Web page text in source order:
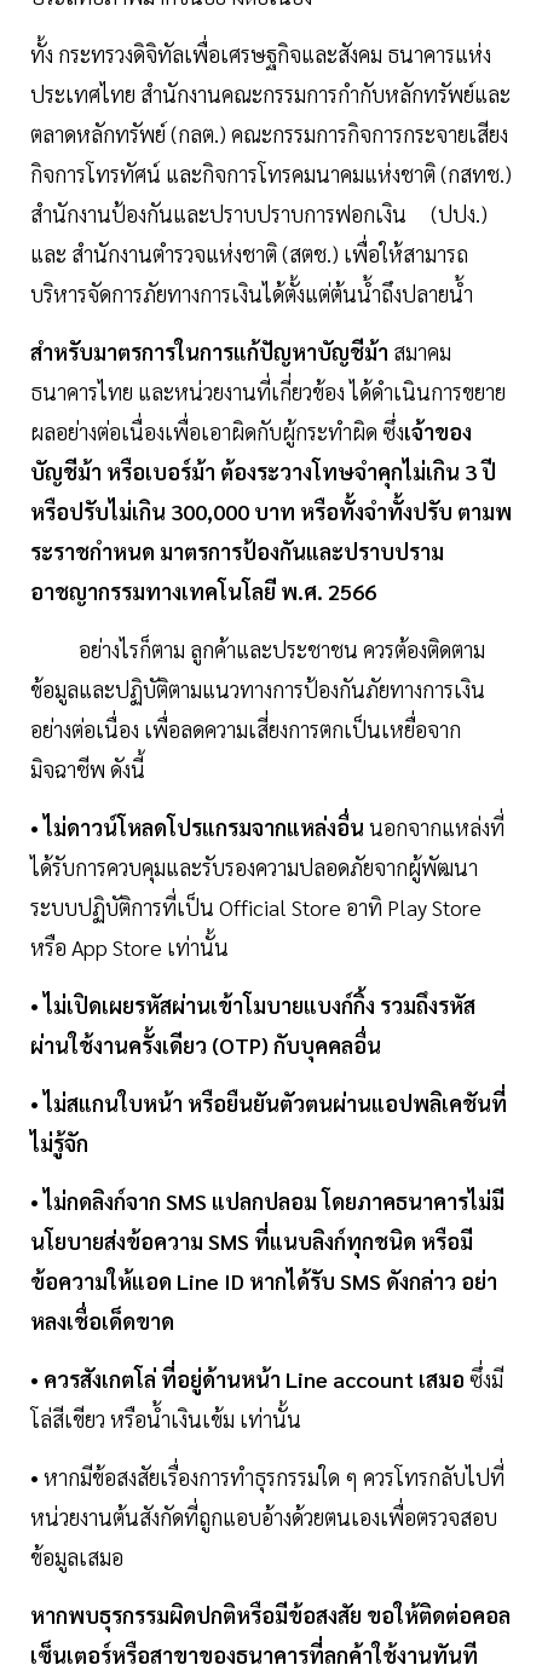
ทั้ง กระทรวงดิจิทัลเพื่อเศรษฐกิจและสังคม ธนาคารแห่ง
ประเทศไทย สำนักงานคณะกรรมการกำกับหลักทรัพย์และ
ตลาดหลักทรัพย์ (กลต.) คณะกรรมการกิจการกระจายเสียง
กิจการโทรทัศน์ และกิจการโทรคมนาคมแห่งชาติ (กสทช.)
สำนักงานป้องกันและปราบปราบการฟอกเงิน (ปปง.)
และ สำนักงานตำรวจแห่งชาติ (สตช.) เพื่อให้สามารถ
บริหารจัดการภัยทางการเงินได้ตั้งแต่ต้นน้ำถึงปลายน้ำ
สำหรับมาตรการในการแก้ปัญหาบัญชีม้า สมาคม
ธนาคารไทย และหน่วยงานที่เกี่ยวข้อง ได้ดำเนินการขยาย
ผลอย่างต่อเนื่องเพื่อเอาผิดกับผู้กระทำผิด ซึ่งเจ้าของ
บัญชีม้า หรือเบอร์ม้า ต้องระวางโทษจำคุกไม่เกิน 3 ปี
หรือปรับไม่เกิน 300,000 บาท หรือทั้งจำทั้งปรับ ตามพ
ระราชกำหนด มาตรการป้องกันและปราบปราม
อาชญากรรมทางเทคโนโลยี พ.ศ. 2566
อย่างไรก็ตาม ลูกค้าและประชาชน ควรต้องติดตาม
ข้อมูลและปฏิบัติตามแนวทางการป้องกันภัยทางการเงิน
อย่างต่อเนื่อง เพื่อลดความเสี่ยงการตกเป็นเหยื่อจาก
มิจฉาชีพ ดังนี้
• ไม่ดาวน์โหลดโปรแกรมจากแหล่งอื่น นอกจากแหล่งที่
ได้รับการควบคุมและรับรองความปลอดภัยจากผู้พัฒนา
ระบบปฏิบัติการที่เป็น Official Store อาทิ Play Store
หรือ App Store เท่านั้น
• ไม่เปิดเผยรหัสผ่านเข้าโมบายแบงก์กิ้ง รวมถึงรหัส
ผ่านใช้งานครั้งเดียว (OTP) กับบุคคลอื่น
• ไม่สแกนใบหน้า หรือยืนยันตัวตนผ่านแอปพลิเคชันที่
ไม่รู้จัก
• ไม่กดลิงก์จาก SMS แปลกปลอม โดยภาคธนาคารไม่มี
นโยบายส่งข้อความ SMS ที่แนบลิงก์ทุกชนิด หรือมี
ข้อความให้แอด Line ID หากได้รับ SMS ดังกล่าว อย่า
หลงเชื่อเด็ดขาด
• ควรสังเกตโล่ ที่อยู่ด้านหน้า Line account เสมอ ซึ่งมี
โล่สีเขียว หรือน้ำเงินเข้ม เท่านั้น
• หากมีข้อสงสัยเรื่องการทำธุรกรรมใด ๆ ควรโทรกลับไปที่
หน่วยงานต้นสังกัดที่ถูกแอบอ้างด้วยตนเองเพื่อตรวจสอบ
ข้อมูลเสมอ
หากพบธุรกรรมผิดปกติหรือมีข้อสงสัย ขอให้ติดต่อคอล
เซ็นเตอร์หรือสาขาของธนาคารที่ลูกค้าใช้งานทันที